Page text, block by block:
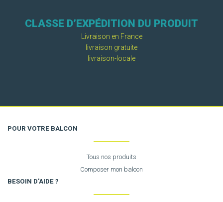
CLASSE D’EXPÉDITION DU PRODUIT
Livraison en France
livraison gratuite
livraison-locale
POUR VOTRE BALCON
Tous nos produits
Composer mon balcon
BESOIN D'AIDE ?